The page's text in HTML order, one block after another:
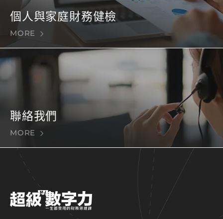
個人與家庭財務健檢
MORE
聯絡我們
MORE